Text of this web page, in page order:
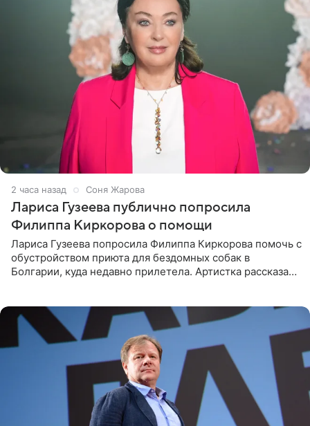
2 часа назад Соня Жарова
Лариса Гузеева публично попросила
Филиппа Киркорова о помощи
Лариса Гузеева попросила Филиппа Киркорова помочь с
обустройством приюта для бездомных собак в
Болгарии, куда недавно прилетела. Артистка рассказала